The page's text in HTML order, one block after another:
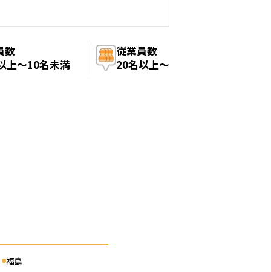
数
上〜10名未満
従業員数
20名以上〜
福島